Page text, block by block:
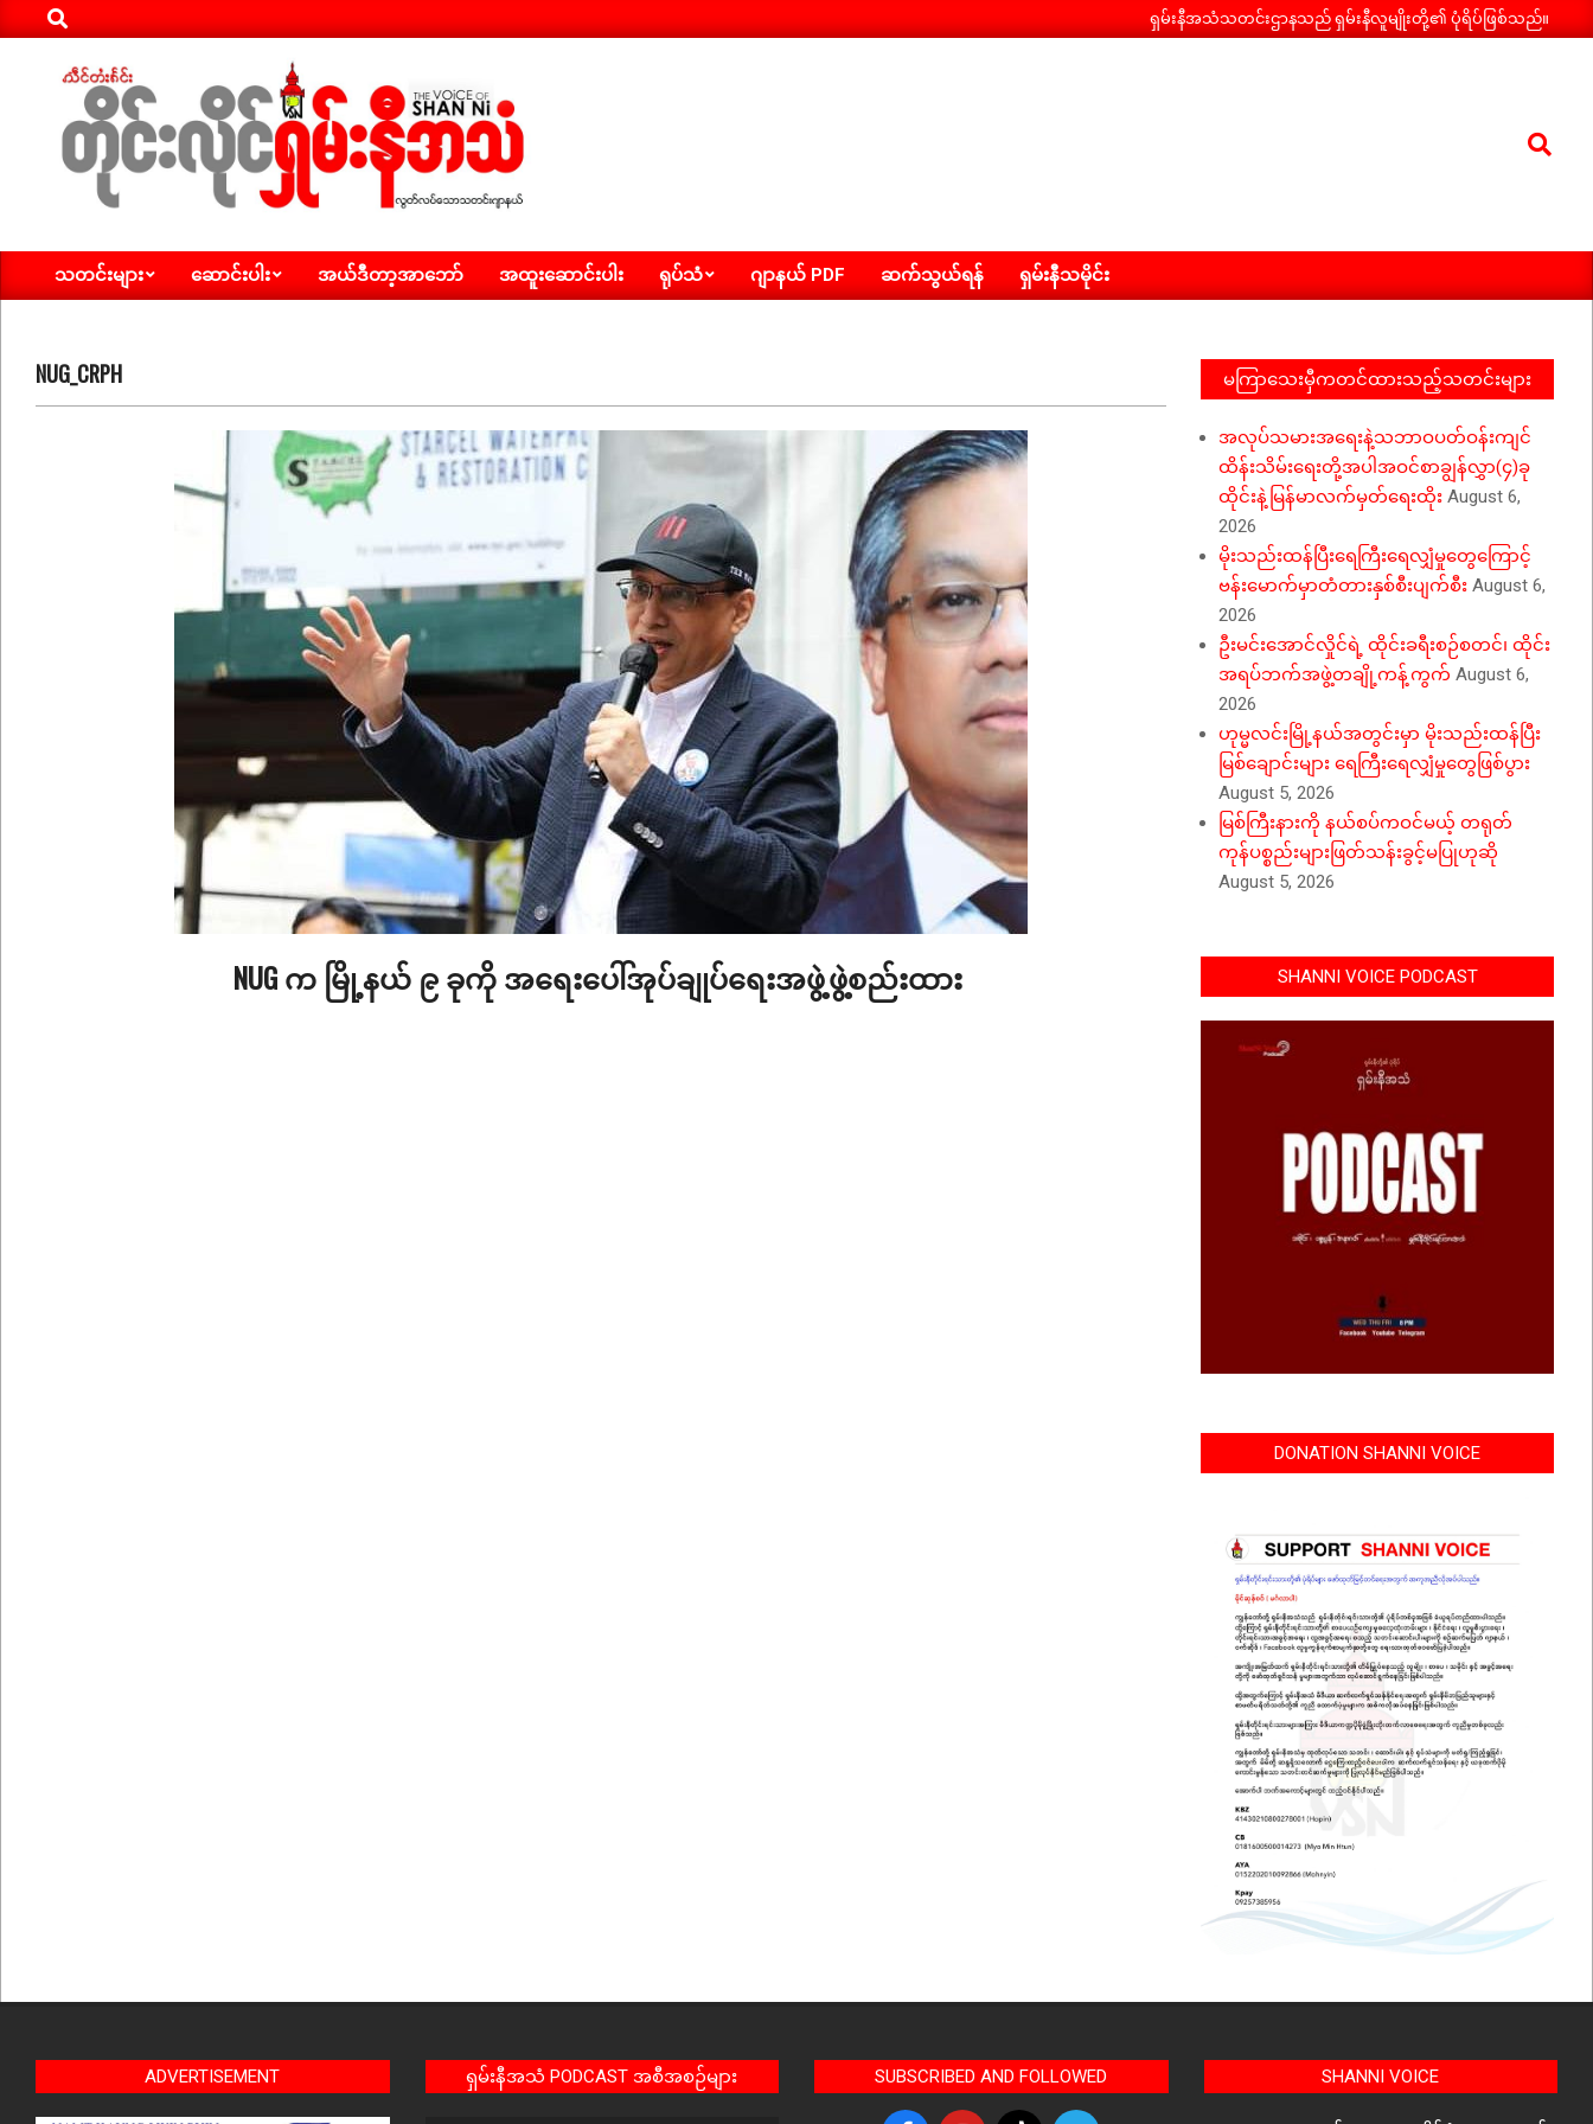
to
Search
ရှမ်းနီအသံသတင်းဌာနသည် ရှမ်းနီလူမျိုးတို့၏ ပုံရိပ်ဖြစ်သည်။
ရှမ်း
နီ
သတင်း
Search
Primary
သတင်းများ ဆောင်းပါး အယ်ဒီတာ့အာဘော် အထူးဆောင်းပါး ရုပ်သံ ဂျာနယ် PDF ဆက်သွယ်ရန် ရှမ်းနီသမိုင်း
NUG_CRPH
NUG က မြို့နယ် ၉ ခုကို အရေးပေါ်အုပ်ချုပ်ရေးအဖွဲ့ဖွဲ့စည်းထား
မကြာသေးမှီကတင်ထားသည့်သတင်းများ
အလုပ်သမားအရေးနဲ့သဘာဝပတ်ဝန်းကျင်
ထိန်းသိမ်းရေးတို့အပါအဝင်စာချွန်လွှာ(၄)ခု
ထိုင်းနဲ့မြန်မာလက်မှတ်ရေးထိုး August 6,
2026
မိုးသည်းထန်ပြီးရေကြီးရေလျှံမှုတွေကြောင့်
ဗန်းမောက်မှာတံတားနှစ်စီးပျက်စီး August 6,
2026
ဦးမင်းအောင်လှိုင်ရဲ့ ထိုင်းခရီးစဉ်စတင်၊ ထိုင်း
အရပ်ဘက်အဖွဲ့တချို့ကန့်ကွက် August 6,
2026
ဟုမ္မလင်းမြို့နယ်အတွင်းမှာ မိုးသည်းထန်ပြီး
မြစ်ချောင်းများ ရေကြီးရေလျှံမှုတွေဖြစ်ပွား
August 5, 2026
မြစ်ကြီးနားကို နယ်စပ်ကဝင်မယ့် တရုတ်
ကုန်ပစ္စည်းများဖြတ်သန်းခွင့်မပြုဟုဆို
August 5, 2026
SHANNI VOICE PODCAST
DONATION SHANNI VOICE
ADVERTISEMENT ရှမ်းနီအသံ PODCAST အစီအစဉ်များ SUBSCRIBED AND FOLLOWED SHANNI VOICE